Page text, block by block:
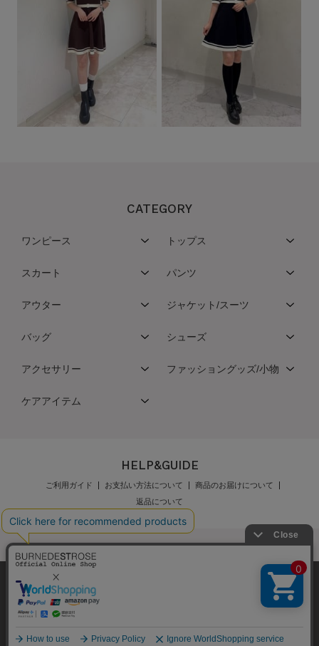
CATEGORY
ワンピース トップス
スカート パンツ
アウター ジャケット/スーツ
バッグ シューズ
アクセサリー ファッショングッズ/小物
ケアアイテム
HELP&GUIDE
ご利用ガイド お支払い方法について
商品のお届けについて
返品について
公式オンラインショップご利用規約
メンバーズポイントプログラム規約
特定商取引法に基づく表示
個人情報保護指針
Copyright © BURNEDESTROSE Japan Limited All Rights Reserved.
弊社はCookieを利用し、Webの利便性向上に努め
ております。「承諾する」をクリックしていただ
くと、お客様に最適な内容を提供することが可能
ご覧ください。
承諾する